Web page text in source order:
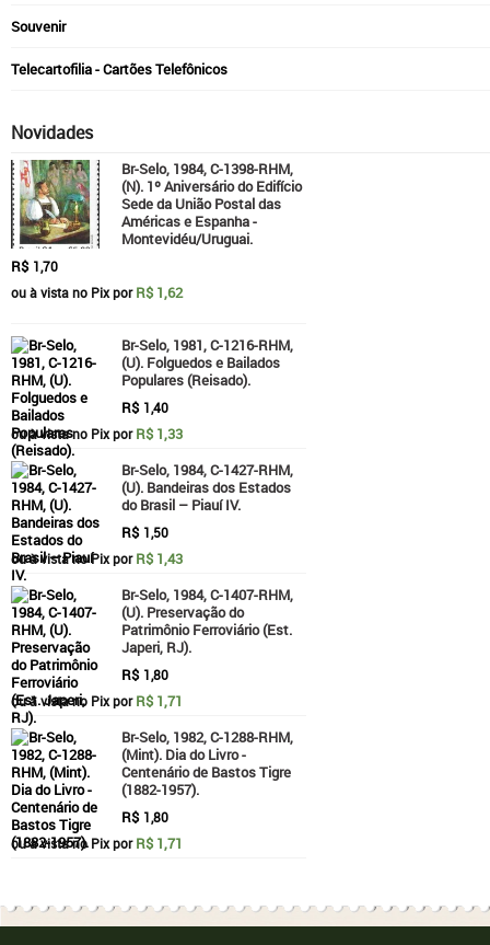
Souvenir
Telecartofilia - Cartões Telefônicos
Novidades
Br-Selo, 1984, C-1398-RHM,
(N). 1º Aniversário do Edifício
Sede da União Postal das
Américas e Espanha -
Montevidéu/Uruguai.
R$ 1,70
ou à vista no Pix porR$ 1,62
Br-Selo, 1981, C-1216-RHM,
(U). Folguedos e Bailados
Populares (Reisado).
R$ 1,40
ou à vista no Pix porR$ 1,33
Br-Selo, 1984, C-1427-RHM,
(U). Bandeiras dos Estados
do Brasil – Piauí IV.
R$ 1,50
ou à vista no Pix porR$ 1,43
Br-Selo, 1984, C-1407-RHM,
(U). Preservação do
Patrimônio Ferroviário (Est.
Japeri, RJ).
R$ 1,80
ou à vista no Pix porR$ 1,71
Br-Selo, 1982, C-1288-RHM,
(Mint). Dia do Livro -
Centenário de Bastos Tigre
(1882-1957).
R$ 1,80
ou à vista no Pix porR$ 1,71